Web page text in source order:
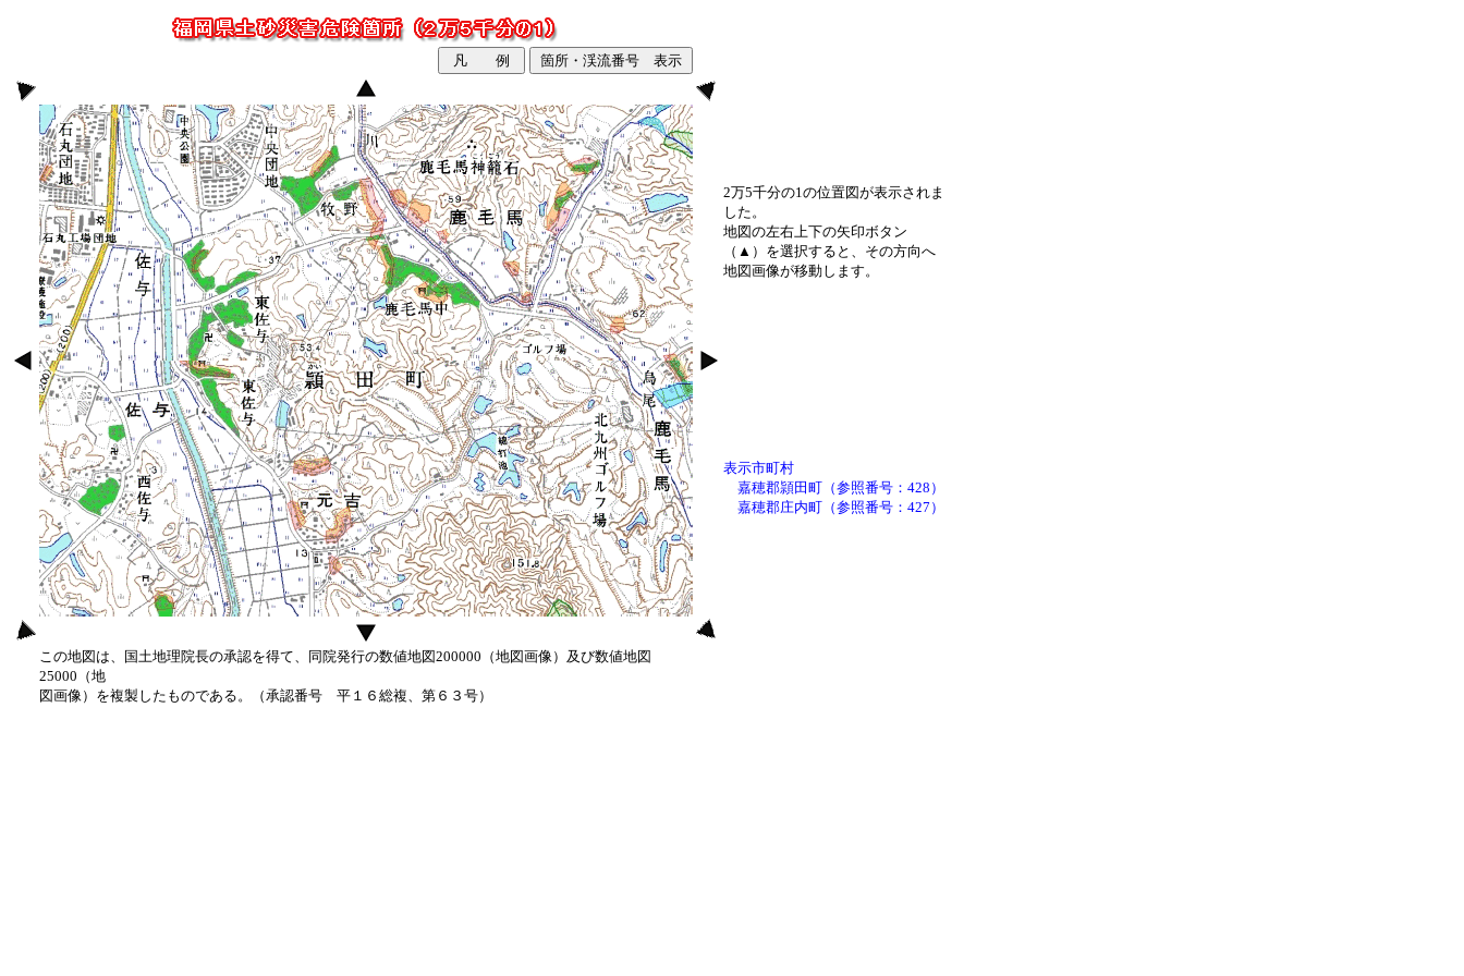
2万5千分の1の位置図が表示されま
した。
地図の左右上下の矢印ボタン
（▲）を選択すると、その方向へ
地図画像が移動します。
表示市町村
嘉穂郡頴田町（参照番号：428）
嘉穂郡庄内町（参照番号：427）
この地図は、国土地理院長の承認を得て、同院発行の数値地図200000（地図画像）及び数値地図
25000（地
図画像）を複製したものである。（承認番号 平１６総複、第６３号）